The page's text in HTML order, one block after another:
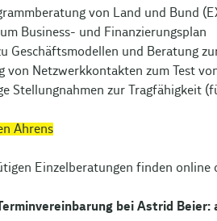
von Land und Bund
Business- und Finanzierungsplan
Geschäftsmodellen und Beratung
von Netzwerkkontakten zum Test
Stellungnahmen zur Tragfähigkeit
Ahrens
Einzelberatungen finden online
bei Astrid Beier: